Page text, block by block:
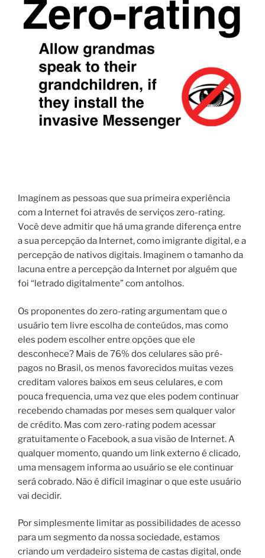
Imaginem as pessoas que sua primeira experiência
com a Internetfoi através de serviços zero-rating.
Você deve admitir que há uma grande diferença entre
a sua percepçãoda Internet,como imigrante digital,e a
percepção de nativos digitais. Imaginem o tamanho da
lacuna entre a percepção da Internet por alguém que
foi “letrado digitalmente” com antolhos.
Os proponentes do zero-ratingargumentam que o
usuário tem livre escolha de conteúdos, mas como
eles podem escolher entre opções que ele
desconhece? Mais de 76% dos celulares são pré-
pagos no Brasil, os menos favorecidos muitas vezes
creditam valores baixos em seus celulares, e com
pouca frequencia, uma vez que eles podem continuar
recebendochamadas por meses sem qualquer valor
de crédito. Mas com zero-rating podem acessar
gratuitamente o Facebook, asua visão de Internet. A
qualquer momento, quando um link externoé clicado,
uma mensagem informaao usuário se ele continuar
será cobrado. Não é difícil imaginar o que este usuário
vai decidir.
Por simplesmente limitaras possibilidades de acesso
para um segmento da nossa sociedade, estamos
criando um verdadeirosistema de castas digital, onde